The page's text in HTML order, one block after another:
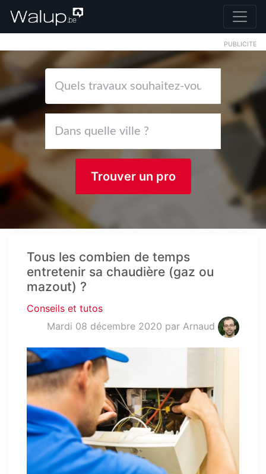
PUBLICITE
Trouver un pro
Tous les combien de temps
entretenir sa chaudière (gaz ou
mazout) ?
Conseils et tutos
Mardi 08 décembre 2020 par Arnaud